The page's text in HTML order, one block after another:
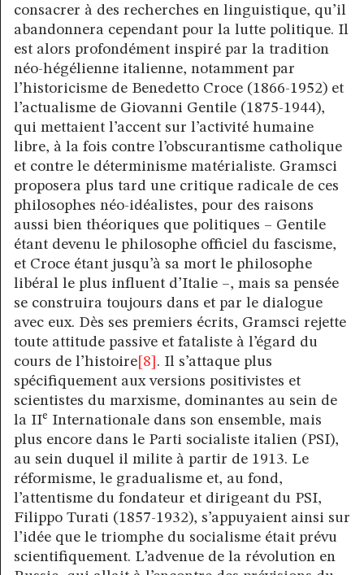
consacrer à des recherches en linguistique, qu’il
abandonnera cependant pour la lutte politique. Il
est alors profondément inspiré par la tradition
néo-hégélienne italienne, notamment par
l’historicisme de Benedetto Croce (1866-1952) et
l’actualisme de Giovanni Gentile (1875-1944),
qui mettaient l’accent sur l’activité humaine
libre, à la fois contre l’obscurantisme catholique
et contre le déterminisme matérialiste. Gramsci
proposera plus tard une critique radicale de ces
philosophes néo-idéalistes, pour des raisons
aussi bien théoriques que politiques – Gentile
étant devenu le philosophe officiel du fascisme,
et Croce étant jusqu’à sa mort le philosophe
libéral le plus influent d’Italie –, mais sa pensée
se construira toujours dans et par le dialogue
avec eux. Dès ses premiers écrits, Gramsci rejette
toute attitude passive et fataliste à l’égard du
cours de l’histoire [8] . Il s’attaque plus
spécifiquement aux versions positivistes et
scientistes du marxisme, dominantes au sein de
la IIe Internationale dans son ensemble, mais
plus encore dans le Parti socialiste italien (PSI),
au sein duquel il milite à partir de 1913. Le
réformisme, le gradualisme et, au fond,
l’attentisme du fondateur et dirigeant du PSI,
Filippo Turati (1857-1932), s’appuyaient ainsi sur
l’idée que le triomphe du socialisme était prévu
scientifiquement. L’advenue de la révolution en